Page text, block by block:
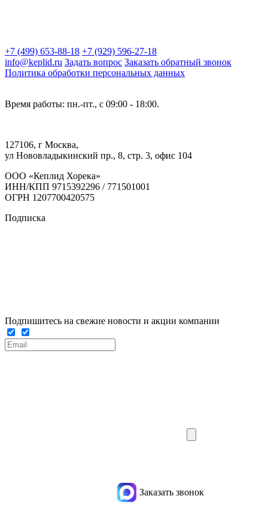
+7 (499) 653-88-18 +7 (929) 596-27-18
info@keplid.ru Задать вопрос Заказать обратный звонок
Политика обработки персональных данных
Время работы: пн.-пт., с 09:00 - 18:00.
127106, г Москва,
ул Нововладыкинский пр., 8, стр. 3, офис 104
ООО «Кеплид Хорека»
ИНН/КПП 9715392296 / 771501001
ОГРН 1207700420575
Подписка
Подпишитесь на свежие новости и акции компании
Заказать звонок